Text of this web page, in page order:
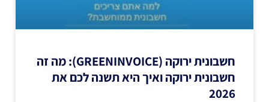
חשבונית ירוקה (GREENINVOICE): מה זה
חשבונית ירוקה ואיך היא תשנה לכם את
2026